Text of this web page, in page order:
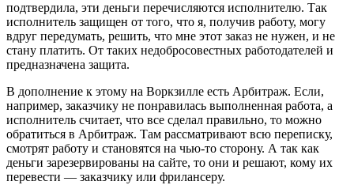
подтвердила, эти деньги перечисляются исполнителю. Так
исполнитель защищен от того, что я, получив работу, могу
вдруг передумать, решить, что мне этот заказ не нужен, и не
стану платить. От таких недобросовестных работодателей и
предназначена защита.
В дополнение к этому на Воркзилле есть Арбитраж. Если,
например, заказчику не понравилась выполненная работа, а
исполнитель считает, что все сделал правильно, то можно
обратиться в Арбитраж. Там рассматривают всю переписку,
смотрят работу и становятся на чью-то сторону. А так как
деньги зарезервированы на сайте, то они и решают, кому их
перевести — заказчику или фрилансеру.